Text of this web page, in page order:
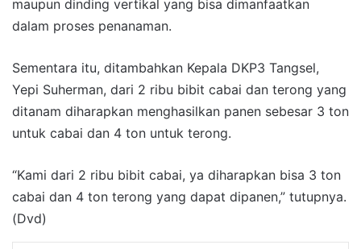
maupun dinding vertikal yang bisa dimanfaatkan
dalam proses penanaman.
Sementara itu, ditambahkan Kepala DKP3 Tangsel,
Yepi Suherman, dari 2 ribu bibit cabai dan terong yang
ditanam diharapkan menghasilkan panen sebesar 3 ton
untuk cabai dan 4 ton untuk terong.
“Kami dari 2 ribu bibit cabai, ya diharapkan bisa 3 ton
cabai dan 4 ton terong yang dapat dipanen,” tutupnya.
(Dvd)